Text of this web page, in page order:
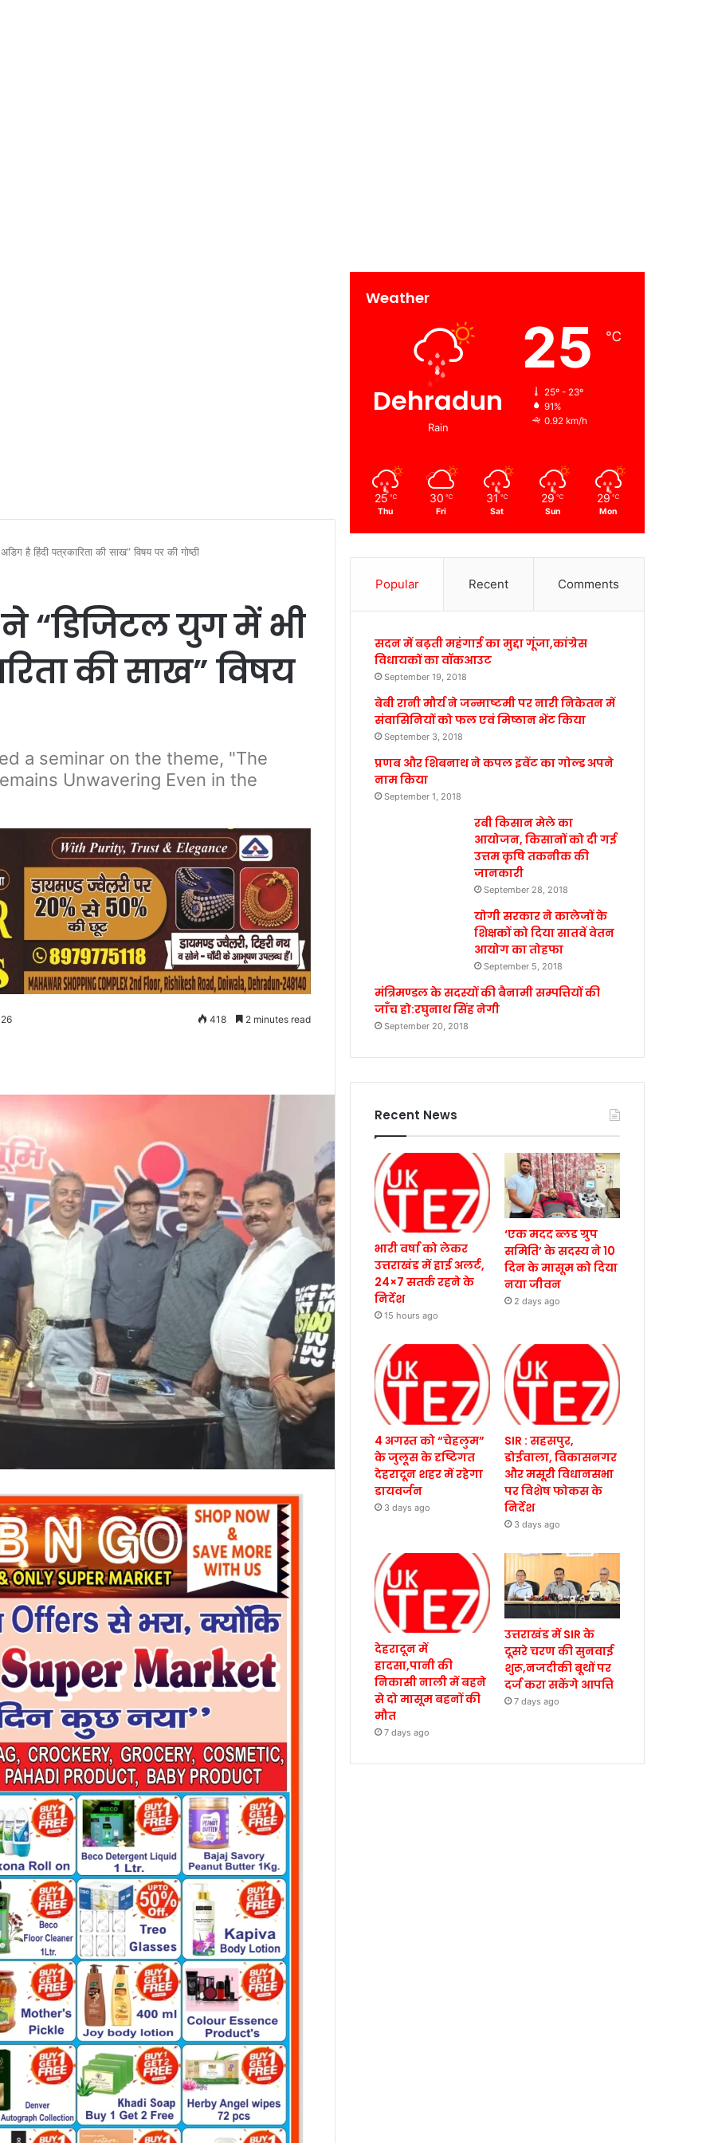
है हिंदी पत्रकारिता की साख” विषय पर की गोष्ठी
ने “डिजिटल युग में भी
की साख” विषय
a seminar on the theme, "The
Unwavering Even in the
418 2 minutes read
Weather
Dehradun
Rain
25 ℃
25º - 23º
91%
0.92 km/h
25 ℃
Thu
30 ℃
Fri
31 ℃
Sat
29 ℃
Sun
29 ℃
Mon
Popular Recent Comments
सदन में बढ़ती महंगाई का मुद्दा गूंजा,कांग्रेस
विधायकों का वॉकआउट
September 19, 2018
बेबी रानी मौर्य ने जन्माष्टमी पर नारी निकेतन में
संवासिनियों को फल एवं मिष्ठान भेंट किया
September 3, 2018
प्रणब और शिबनाथ ने कपल इवेंट का गोल्ड अपने
नाम किया
September 1, 2018
रबी किसान मेले का
आयोजन, किसानों को दी गई
उत्तम कृषि तकनीक की
जानकारी
September 28, 2018
योगी सरकार ने कालेजों के
शिक्षकों को दिया सातवें वेतन
आयोग का तोहफा
September 5, 2018
मंत्रिमण्डल के सदस्यों की बैनामी सम्पत्तियों की
जाँच हो:रघुनाथ सिंह नेगी
September 20, 2018
Recent News
भारी वर्षा को लेकर
उत्तराखंड में हाई अलर्ट,
24×7 सतर्क रहने के
निर्देश
15 hours ago
‘एक मदद ब्लड ग्रुप
समिति’ के सदस्य ने 10
दिन के मासूम को दिया
नया जीवन
2 days ago
4 अगस्त को “चेहलुम”
के जुलूस के दृष्टिगत
देहरादून शहर में रहेगा
डायवर्जन
3 days ago
SIR : सहसपुर,
डोईवाला, विकासनगर
और मसूरी विधानसभा
पर विशेष फोकस के
निर्देश
3 days ago
देहरादून में
हादसा,पानी की
निकासी नाली में बहने
से दो मासूम बहनों की
मौत
7 days ago
उत्तराखंड में SIR के
दूसरे चरण की सुनवाई
शुरू,नजदीकी बूथों पर
दर्ज करा सकेंगे आपत्ति
7 days ago